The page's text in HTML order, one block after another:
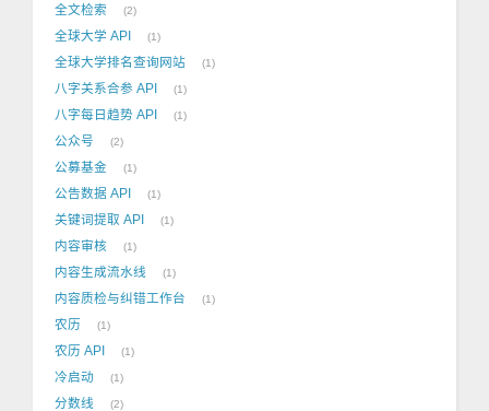
全文检索 2
全球大学 API 1
全球大学排名查询网站 1
八字关系合参 API 1
八字每日趋势 API 1
公众号 2
公募基金 1
公告数据 API 1
关键词提取 API 1
内容审核 1
内容生成流水线 1
内容质检与纠错工作台 1
农历 1
农历 API 1
冷启动 1
分数线 2